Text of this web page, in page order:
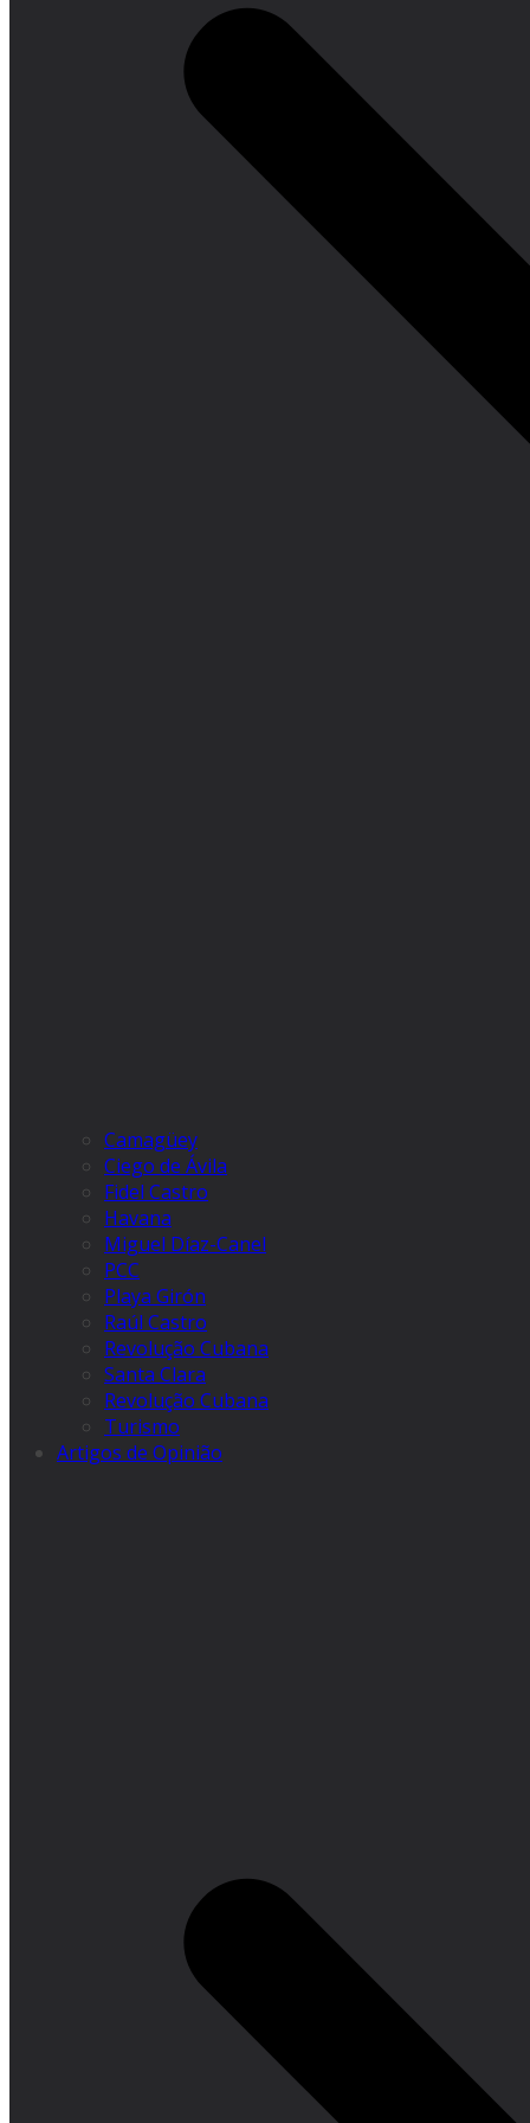
Camagüey
Ciego de Ávila
Fidel Castro
Havana
Miguel Díaz-Canel
PCC
Playa Girón
Raúl Castro
Revolução Cubana
Santa Clara
Revolução Cubana
Turismo
Artigos de Opinião